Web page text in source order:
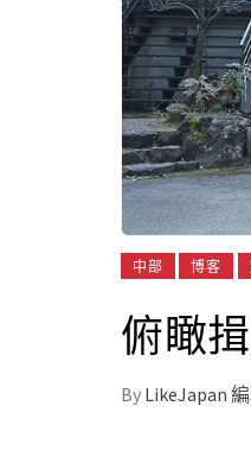
中部 博客
俯瞰
By LikeJapan